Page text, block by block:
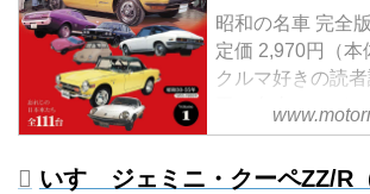
昭和の名車 完全
定価 2,970円（本
クルマ好きの読
玉の名車アルバ
Vol.1では、昭和
名車を解説。
いすゞジェミニ・クーペZZ/R